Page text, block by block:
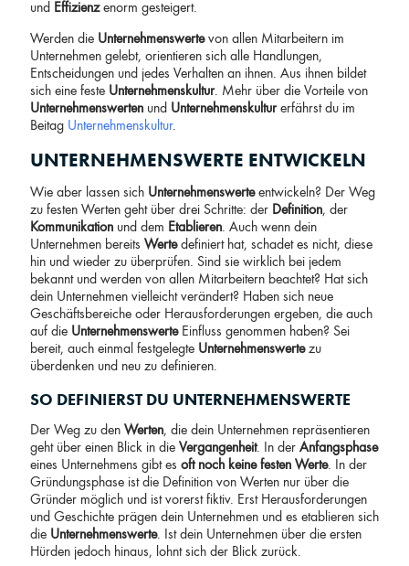
und Effizienzenorm gesteigert.
Werden die Unternehmenswertevon allen Mitarbeitern im
Unternehmen gelebt, orientieren sich alle Handlungen,
Entscheidungen und jedes Verhalten an ihnen. Aus ihnen bildet
sich eine feste Unternehmenskultur. Mehr über die Vorteile von
Unternehmenswerten und Unternehmenskulturerfährst du im
Beitag Unternehmenskultur.
UNTERNEHMENSWERTE ENTWICKELN
Wie aber lassen sich Unternehmenswerteentwickeln? Der Weg
zu festen Werten geht über drei Schritte: der Definition, der
Kommunikation und dem Etablieren. Auch wenn dein
Unternehmen bereits Wertedefiniert hat, schadet es nicht, diese
hin und wieder zu überprüfen. Sind sie wirklich bei jedem
bekannt und werden von allen Mitarbeitern beachtet? Hat sich
dein Unternehmen vielleicht verändert? Haben sich neue
Geschäftsbereiche oder Herausforderungen ergeben, die auch
auf die UnternehmenswerteEinfluss genommen haben? Sei
bereit, auch einmal festgelegte Unternehmenswertezu
überdenken und neu zu definieren.
SO DEFINIERST DU UNTERNEHMENSWERTE
Der Weg zu den Werten, die dein Unternehmen repräsentieren
geht über einen Blick in die Vergangenheit. In der Anfangsphase
eines Unternehmens gibt es oft noch keine festen Werte. In der
Gründungsphase ist die Definition von Werten nur über die
Gründer möglich und ist vorerst fiktiv. Erst Herausforderungen
und Geschichte prägen dein Unternehmen und es etablieren sich
die Unternehmenswerte. Ist dein Unternehmen über die ersten
Hürden jedoch hinaus, lohnt sich der Blick zurück.